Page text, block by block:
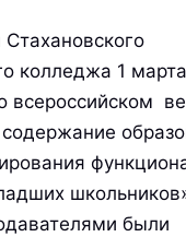
колледжа 1
были